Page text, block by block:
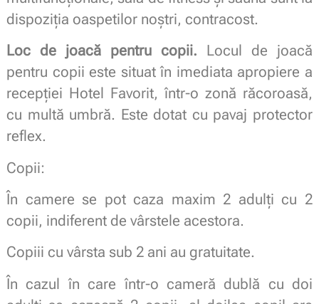
dispoziția oaspetilor noștri, contracost.
Loc de joacă pentru copii. Locul de joacă
pentru copii este situat în imediata apropiere a
recepției Hotel Favorit, într-o zonă răcoroasă,
cu multă umbră. Este dotat cu pavaj protector
reflex.
Copii:
În camere se pot caza maxim 2 adulți cu 2
copii, indiferent de vârstele acestora.
Copiii cu vârsta sub 2 ani au gratuitate.
În cazul în care într-o cameră dublă cu doi